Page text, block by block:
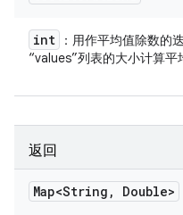
int
：用作平均值除数的
“values”列表的大小计算平
返回
Map<String , Double>